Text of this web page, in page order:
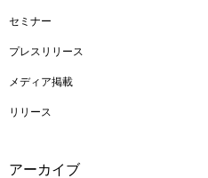
セミナー
プレスリリース
メディア掲載
リリース
アーカイブ